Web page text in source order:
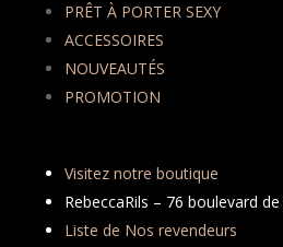
PRÊT À PORTER SEXY
ACCESSOIRES
NOUVEAUTÉS
PROMOTION
Visitez notre boutique
RebeccaRils – 76 boulevard
Liste de Nos revendeurs